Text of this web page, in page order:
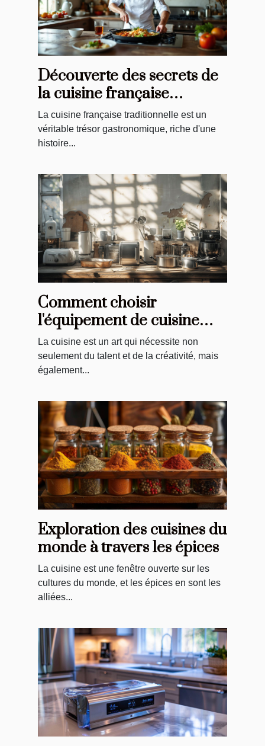
Découverte des secrets de
la cuisine française
traditionnelle
La cuisine française traditionnelle est un
véritable trésor gastronomique, riche d'une
histoire...
Comment choisir
l'équipement de cuisine
idéal pour vos recettes
La cuisine est un art qui nécessite non
seulement du talent et de la créativité, mais
également...
Exploration des cuisines du
monde à travers les épices
La cuisine est une fenêtre ouverte sur les
cultures du monde, et les épices en sont les
alliées...